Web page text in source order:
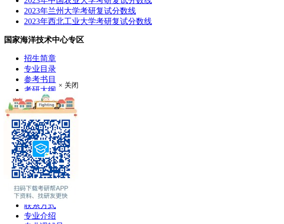
2023年兰州大学考研复试分数线
2023年西北工业大学考研复试分数线
国家海洋技术中心专区
招生简章
专业目录
参考书目
考研大纲
成绩查询
分数线
考研录取
考研真题
报录比
推荐免试
现场确认
在职硕士
考场安排
学费奖助
联系方式
专业介绍
× 关闭